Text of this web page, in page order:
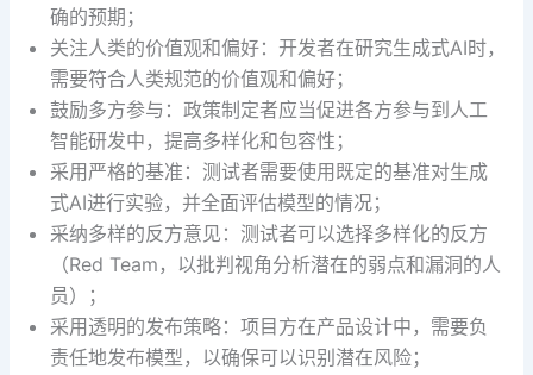
确的预期；
关注人类的价值观和偏好：开发者在研究生成式AI时，
需要符合人类规范的价值观和偏好；
鼓励多方参与：政策制定者应当促进各方参与到人工
智能研发中，提高多样化和包容性；
采用严格的基准：测试者需要使用既定的基准对生成
式AI进行实验，并全面评估模型的情况；
采纳多样的反方意见：测试者可以选择多样化的反方
（Red Team，以批判视角分析潜在的弱点和漏洞的人
员）；
采用透明的发布策略：项目方在产品设计中，需要负
责任地发布模型，以确保可以识别潜在风险；